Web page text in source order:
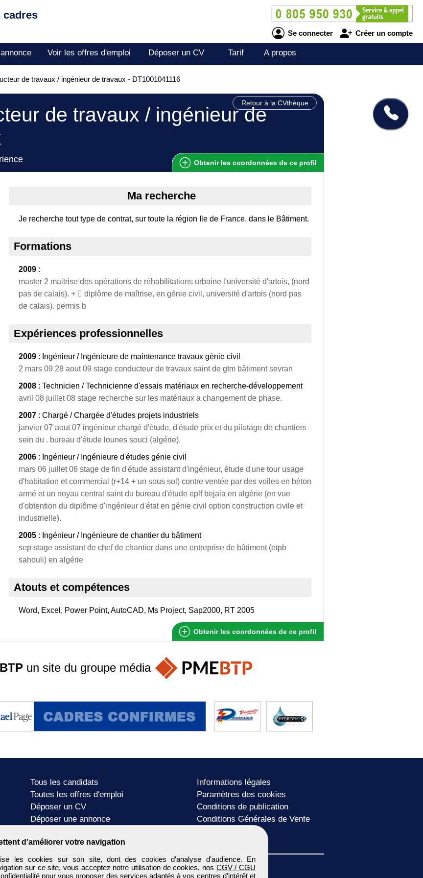
cadres
Se connecter Créer un compte
Voir les offres d'emploi Déposer un CV Tarif A propos
de travaux / ingénieur de travaux - DT1001041116
Retour à la CVthèque
de travaux / ingénieur de
Obtenir les coordonnées de ce profil
Ma recherche
Je recherche tout type de contrat, sur toute la région Ile de France, dans le Bâtiment.
Formations
2009 :
master 2 maitrise des opérations de réhabilitations urbaine l'université d'artois, (nord
pas de calais). +  diplôme de maîtrise, en génie civil, université d'artois (nord pas
de calais). permis b
Expériences professionnelles
2009 : Ingénieur / Ingénieure de maintenance travaux génie civil
2 mars 09 28 aout 09 stage conducteur de travaux saint de gtm bâtiment sevran
2008 : Technicien / Technicienne d'essais matériaux en recherche-développement
avril 08 juillet 08 stage recherche sur les matériaux a changement de phase.
2007 : Chargé / Chargée d'études projets industriels
janvier 07 aout 07 ingénieur chargé d'étude, d'étude prix et du pilotage de chantiers
sein du . bureau d'étude lounes souci (algérie).
2006 : Ingénieur / Ingénieure d'études génie civil
mars 06 juillet 06 stage de fin d'étude assistant d'ingénieur, étude d'une tour usage
d'habitation et commercial (r+14 + un sous sol) contre ventée par des voiles en béton
armé et un noyau central saint du bureau d'étude eplf bejaia en algérie (en vue
d'obtention du diplôme d'ingénieur d'état en génie civil option construction civile et
industrielle).
2005 : Ingénieur / Ingénieure de chantier du bâtiment
sep stage assistant de chef de chantier dans une entreprise de bâtiment (etpb
sahouli) en algérie
Atouts et compétences
Word, Excel, Power Point, AutoCAD, Ms Project, Sap2000, RT 2005
Obtenir les coordonnées de ce profil
d'améliorer votre navigation
les cookies sur son site, dont des cookies d'analyse d'audience. En
sur ce site, vous acceptez notre utilisation de cookies, nos CGV / CGU
pour vous proposer des services adaptés à vos centres d'intérêt et
un site du groupe média
Tous les candidats
Toutes les offres d'emploi
Déposer un CV
Déposer une annonce
Informations légales
Paramètres des cookies
Conditions de publication
Conditions Générales de Vente